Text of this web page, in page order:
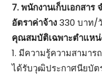
7. พนักงานเก็บเอกสาร
อัตราค่าจ้าง330 บาท/
คุณสมบัติเฉพาะตำแหน่
1. มีความรู้ความสามา
ได้รับวุฒิประกาศนียบั